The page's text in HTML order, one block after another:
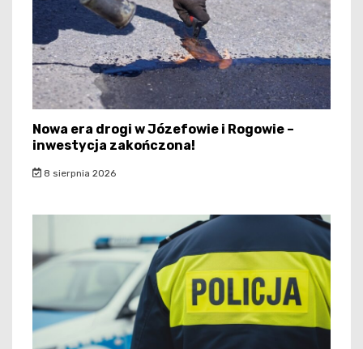
Nowa era drogi w Józefowie i Rogowie –
inwestycja zakończona!
8 sierpnia 2026